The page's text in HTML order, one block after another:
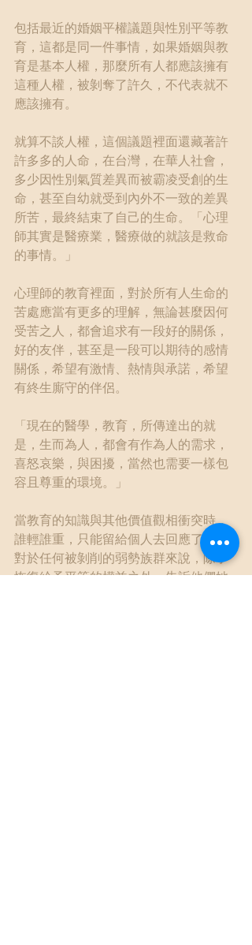
包括最近的婚姻平權議題與性別平等教
育，這都是同一件事情，如果婚姻與教
育是基本人權，那麼所有人都應該擁有
這種人權，被剝奪了許久，不代表就不
應該擁有。
就算不談人權，這個議題裡面還藏著許
許多多的人命，在台灣，在華人社會，
多少因性別氣質差異而被霸凌受創的生
命，甚至自幼就受到內外不一致的差異
所苦，最終結束了自己的生命。「心理
師其實是醫療業，醫療做的就該是救命
的事情。」
心理師的教育裡面，對於所有人生命的
苦處應當有更多的理解，無論甚麼因何
受苦之人，都會追求有一段好的關係，
好的友伴，甚至是一段可以期待的感情
關係，希望有激情、熱情與承諾，希望
有終生廝守的伴侶。
「現在的醫學，教育，所傳達出的就
是，生而為人，都會有作為人的需求，
喜怒哀樂，與困擾，當然也需要一樣包
容且尊重的環境。」
當教育的知識與其他價值觀相衝突時，
誰輕誰重，只能留給個人去回應了。
對於任何被剝削的弱勢族群來說，除了
恢復給予平等的權益之外，告訴他們她